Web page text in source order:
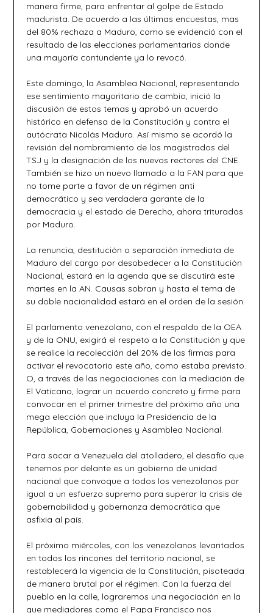
manera firme, para enfrentar al golpe de Estado
madurista. De acuerdo a las últimas encuestas, mas
del 80% rechaza a Maduro, como se evidenció con el
resultado de las elecciones parlamentarias donde
una mayoría contundente ya lo revocó.
Este domingo, la Asamblea Nacional, representando
ese sentimiento mayoritario de cambio, inició la
discusión de estos temas y aprobó un acuerdo
histórico en defensa de la Constitución y contra el
autócrata Nicolás Maduro. Así mismo se acordó la
revisión del nombramiento de los magistrados del
TSJ y la designación de los nuevos rectores del CNE.
También se hizo un nuevo llamado a la FAN para que
no tome parte a favor de un régimen anti
democrático y sea verdadera garante de la
democracia y el estado de Derecho, ahora triturados
por Maduro.
La renuncia, destitución o separación inmediata de
Maduro del cargo por desobedecer a la Constitución
Nacional, estará en la agenda que se discutirá este
martes en la AN. Causas sobran y hasta el tema de
su doble nacionalidad estará en el orden de la sesión.
El parlamento venezolano, con el respaldo de la OEA
y de la ONU, exigirá el respeto a la Constitución y que
se realice la recolección del 20% de las firmas para
activar el revocatorio este año, como estaba previsto.
O, a través de las negociaciones con la mediación de
El Vaticano, lograr un acuerdo concreto y firme para
convocar en el primer trimestre del próximo año una
mega elección que incluya la Presidencia de la
República, Gobernaciones y Asamblea Nacional.
Para sacar a Venezuela del atolladero, el desafío que
tenemos por delante es un gobierno de unidad
nacional que convoque a todos los venezolanos por
igual a un esfuerzo supremo para superar la crisis de
gobernabilidad y gobernanza democrática que
asfixia al país.
El próximo miércoles, con los venezolanos levantados
en todos los rincones del territorio nacional, se
restablecerá la vigencia de la Constitución, pisoteada
de manera brutal por el régimen. Con la fuerza del
pueblo en la calle, lograremos una negociación en la
que mediadores como el Papa Francisco nos